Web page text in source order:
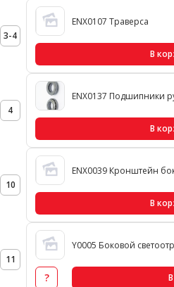
3-4
ENX0107 Траверса
В
4
ENX0137 Подшипники
В
10
ENX0039 Кронштейн
В
11
Y0005 Боковой
?